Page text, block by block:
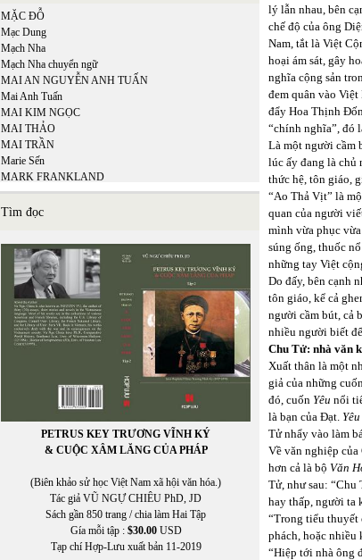
MẶC ĐỖ
Mạc Dung
Mạch Nha
Mạch Nha chuyển ngữ
MAI AN NGUYỄN ANH TUẤN
Mai Anh Tuấn
MAI KIM NGỌC
MAI THẢO
MAI TRẦN
Marie Sến
MARK FRANKLAND
Matsuo Bashō
Mi Ly
BERGMAN
Miên Đáng
miên di
MIÊNG
Mikhail Epstein
Minh Đạo Nguyễn Thạch Hãn
MINH HÀ
MINH THÙY
Miura Chora
Mukôda Kuniko
MỸ CA
Tìm đọc
PETRUS KEY TRƯƠNG VĨNH KÝ
& CUỘC XÂM LĂNG CỦA PHÁP
(Biên khảo sử học Việt Nam xã hội văn hóa.)
Tác giả VŨ NGỰ CHIÊU PhD, JD
Sách gần 850 trang / chia làm Hai Tập
Gía mỗi tập : $30.00USD
Tạp chí Hợp-Lưu xuất bản 11-2019
lý lẫn nhau, bên
chế độ của ông
Nam, tắt là Việt
hoại ám sát, gây
nghĩa cộng sản
đem quân vào
đẩy Hoa Thịnh
“chính nghĩa”, đó
Là một người cầm
lúc ấy đang là chủ
thức hệ, tôn giáo,
“Ao Thả Vịt” là
quan của người
mình vừa phục
súng ống, thuốc
những tay Việt
Do đấy, bên cạnh
tôn giáo, kể cả
người cầm bút, cả
nhiều người biết
Chu Tử: nhà văn
Xuất thân là một
giả của những
đó, cuốn Yêu nổi
là bạn của Đạt. Yêu
Tử nhẩy vào làm
Về văn nghiệp
hơn cả là bộ Văn
Tử, như sau:
hay thấp, người ta
“Trong tiểu thuyết
phách, hoặc nhiều
“Hiệp tới nhà ông